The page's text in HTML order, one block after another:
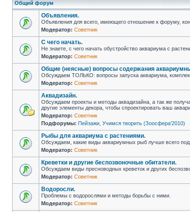
Общий форум
Объявления.
Объявления для всего, имеющего отношение к форуму,
Модератор: Советник
С чего начать.
Не знаете, с чего начать обустройство аквариума с
Модератор: Советник
Общие (неясные) вопросы содержания
Обсуждаем ТОЛЬКО: вопросы запуска аквариума,
Модератор: Советник
Аквадизайн.
Обсуждаем проекты и методы аквадизайна, а так же
другие элементы декора, чтобы спроектировать ваш
Модератор: Советник
Подфорумы: Пейзажи Учимся творить (Зоосфера'2010)
Рыбы для аквариума с растениями.
Обсуждаем, какие виды аквариумных рыб лучше всего
Модератор: Советник
Креветки и другие беспозвоночные обитатели.
Обсуждаем виды пресноводных креветок и других
Модератор: Советник
Водоросли.
Проблемы с водорослями и методы борьбы с ними.
Модератор: Советник